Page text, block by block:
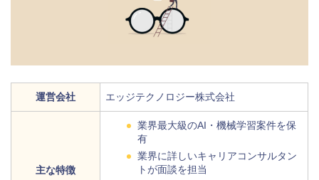
運営会社 エッジテクノロジー株式会社
主な特徴
業界最大級のAI・機械学習案件を保
有
業界に詳しいキャリアコンサルタン
トが面談を担当